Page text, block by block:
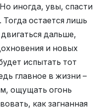
иногда, увы, спасти
остается лишь
дальше,
и новых
испытать тот
главное в жизни –
ощущать огонь
как загнанная